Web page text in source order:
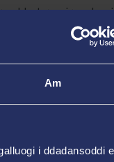
Am
i ddadansoddi
gynnig cadarn
yn bodloni telerau eu
yn derbyn eu cynnig i
yn ddewis
, byddwn yn